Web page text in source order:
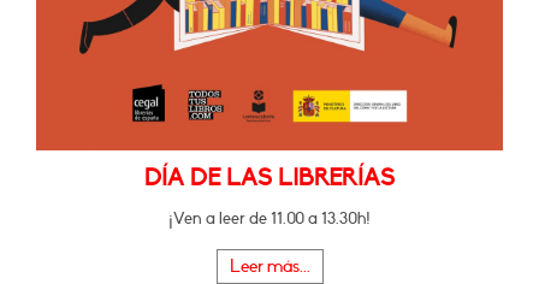
DÍA DE LAS LIBRERÍAS
¡Ven a leer de 11.00 a 13.30h!
Leer más...